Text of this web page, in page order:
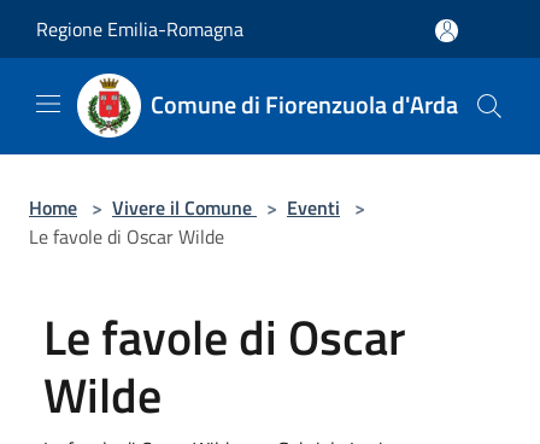
Regione Emilia-Romagna
Comune di Fiorenzuola d'Arda
Home > Vivere il Comune > Eventi >
Le favole di Oscar Wilde
Le favole di Oscar
Wilde